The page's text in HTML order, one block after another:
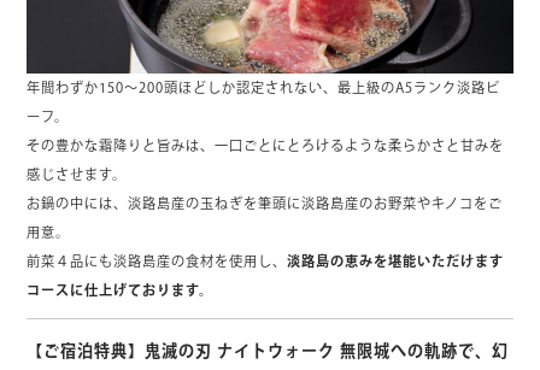
年間わずか150～200頭ほどしか認定されない、最上級のA5ランク淡路ビ
ーフ。
その豊かな霜降りと旨みは、一口ごとにとろけるような柔らかさと甘みを
感じさせます。
お鍋の中には、淡路島産の玉ねぎを筆頭に淡路島産のお野菜やキノコをご
用意。
前菜４品にも淡路島産の食材を使用し、淡路島の恵みを堪能いただけます
コースに仕上げております。
【ご宿泊特典】鬼滅の刃 ナイトウォーク 無限城への軌跡で、幻